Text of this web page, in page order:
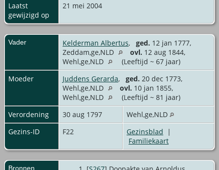
Laatst
gewijzigd op
21 mei 2004
Vader Kelderman Albertus, ged. 12 jan 1777,
Zeddam,ge,NLD
ovl. 12 aug 1844,
Wehl,ge,NLD
(Leeftijd ~ 67 jaar)
Moeder
Juddens Gerarda, ged. 20 dec 1773,
Wehl,ge,NLD
ovl. 10 jan 1855,
Wehl,ge,NLD
(Leeftijd ~ 81 jaar)
Verordening
30 aug 1797
Wehl,ge,NLD
Gezins-ID
F22 Gezinsblad |
Familiekaart
Bronnen